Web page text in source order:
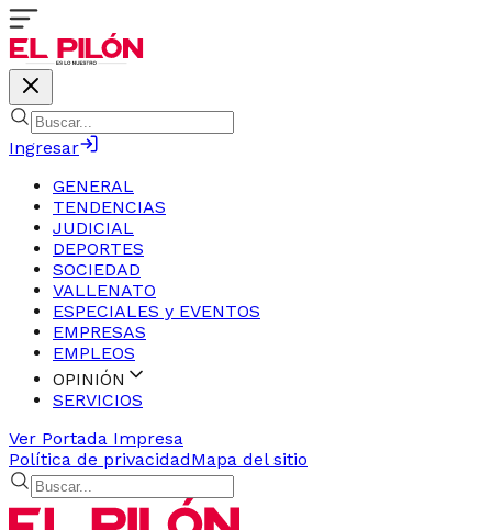
Ingresar
GENERAL
TENDENCIAS
JUDICIAL
DEPORTES
SOCIEDAD
VALLENATO
ESPECIALES y EVENTOS
EMPRESAS
EMPLEOS
OPINIÓN
SERVICIOS
Ver Portada Impresa
Política de privacidadMapa del sitio